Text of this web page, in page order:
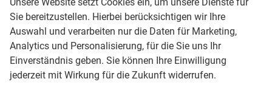
34.692,– €
incl. 21% MwSt.
Details
Verbrauch kombiniert:5,90 l/100km
CO2-Klasse: D
CO2-Emissionen:133,00 g/km
Sie bereitzustellen. Hierbei berücksichtigen wir Ihre
Auswahl und verarbeiten nur die Daten für Marketing,
Analytics und Personalisierung, für die Sie uns Ihr
Einverständnis geben. Sie können Ihre Einwilligung
jederzeit mit Wirkung für die Zukunft widerrufen.